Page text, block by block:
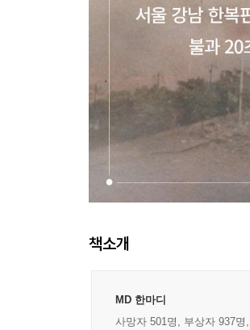
책소개
MD 한마디
사망자 501명, 부상자 937